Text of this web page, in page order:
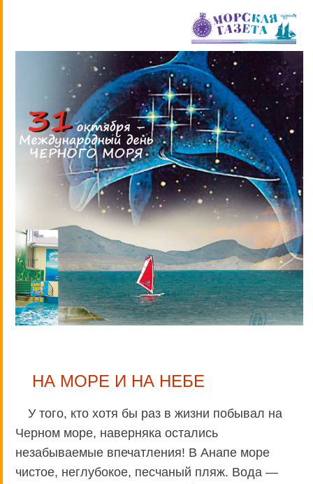
НА МОРЕ И НА НЕБЕ
У того, кто хотя бы раз в жизни побывал на
Черном море, наверняка остались
незабываемые впечатления! В Анапе море
чистое, неглубокое, песчаный пляж. Вода —